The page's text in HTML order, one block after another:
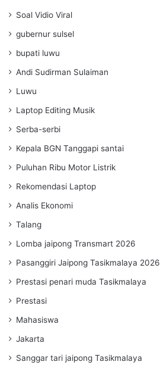
Soal Vidio Viral
gubernur sulsel
bupati luwu
Andi Sudirman Sulaiman
Luwu
Laptop Editing Musik
Serba-serbi
Kepala BGN Tanggapi santai
Puluhan Ribu Motor Listrik
Rekomendasi Laptop
Analis Ekonomi
Talang
Lomba jaipong Transmart 2026
Pasanggiri Jaipong Tasikmalaya 2026
Prestasi penari muda Tasikmalaya
Prestasi
Mahasiswa
Jakarta
Sanggar tari jaipong Tasikmalaya